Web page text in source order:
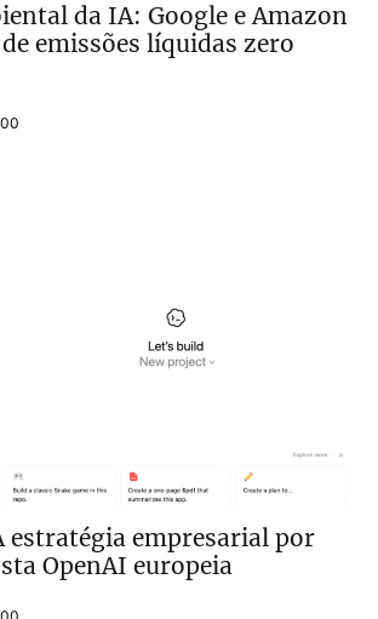
da IA: Google e Amazon
emissões líquidas zero
estratégia empresarial por
OpenAI europeia